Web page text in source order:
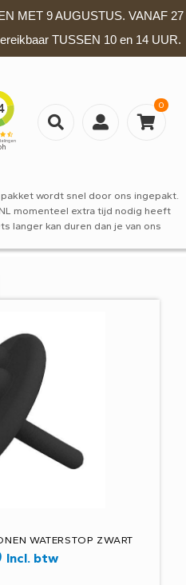
MET 9 AUGUSTUS. VANAF 27
TUSSEN 10 en 14 UUR.
0
wordt snel door ons ingepakt.
momenteel extra tijd nodig heeft
langer kan duren dan je van ons
WATERSTOP ZWART
Incl. btw